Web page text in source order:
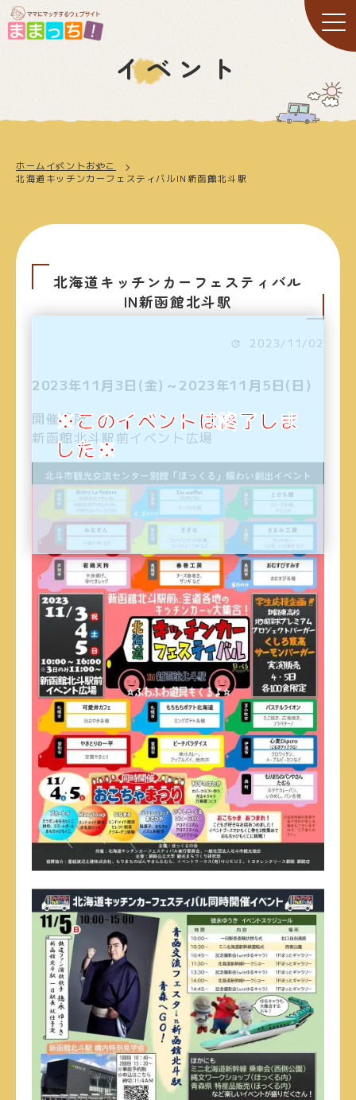
イベント
ホーム イベントおやこ
北海道キッチンカーフェスティバルIN新函館北斗駅
北海道キッチンカーフェスティバル
IN新函館北斗駅
2023/11/02
2023年11月3日(金)～2023年11月5日(日)
開催場所
新函館北斗駅前イベント広場
※このイベントは終了しま
した※